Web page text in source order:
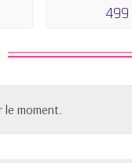
moment.